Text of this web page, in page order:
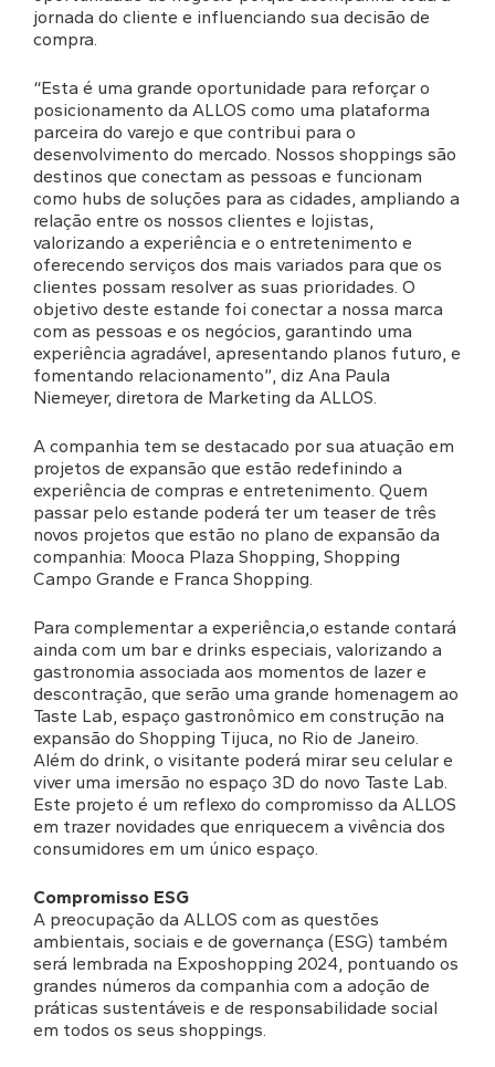
jornada do cliente e influenciando sua decisão de
compra.
“Esta é uma grande oportunidade para reforçar o
posicionamento da ALLOS como uma plataforma
parceira do varejo e que contribui para o
desenvolvimento do mercado. Nossos shoppings são
destinos que conectam as pessoas e funcionam
como hubs de soluções para as cidades, ampliando a
relação entre os nossos clientes e lojistas,
valorizando a experiência e o entretenimento e
oferecendo serviços dos mais variados para que os
clientes possam resolver as suas prioridades. O
objetivo deste estande foi conectar a nossa marca
com as pessoas e os negócios, garantindo uma
experiência agradável, apresentando planos futuro, e
fomentando relacionamento”, diz Ana Paula
Niemeyer, diretora de Marketing da ALLOS.
A companhia tem se destacado por sua atuação em
projetos de expansão que estão redefinindo a
experiência de compras e entretenimento. Quem
passar pelo estande poderá ter um teaser de três
novos projetos que estão no plano de expansão da
companhia: Mooca Plaza Shopping, Shopping
Campo Grande e Franca Shopping.
Para complementar a experiência,o estande contará
ainda com um bar e drinks especiais, valorizando a
gastronomia associada aos momentos de lazer e
descontração, que serão uma grande homenagem ao
Taste Lab, espaço gastronômico em construção na
expansão do Shopping Tijuca, no Rio de Janeiro.
Além do drink, o visitante poderá mirar seu celular e
viver uma imersão no espaço 3D do novo Taste Lab.
Este projeto é um reflexo do compromisso da ALLOS
em trazer novidades que enriquecem a vivência dos
consumidores em um único espaço.
Compromisso ESG
A preocupação da ALLOS com as questões
ambientais, sociais e de governança (ESG) também
será lembrada na Exposhopping 2024, pontuando os
grandes números da companhia com a adoção de
práticas sustentáveis e de responsabilidade social
em todos os seus shoppings.